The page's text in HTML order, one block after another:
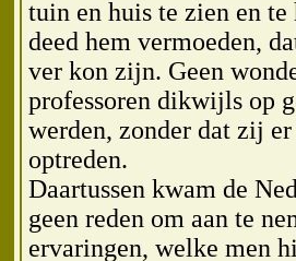
tuin en huis te zien en
deed hem vermoeden,
ver kon zijn. Geen
professoren dikwijls op
werden, zonder dat zij
optreden.
Daartussen kwam de
geen reden om aan te
ervaringen, welke men